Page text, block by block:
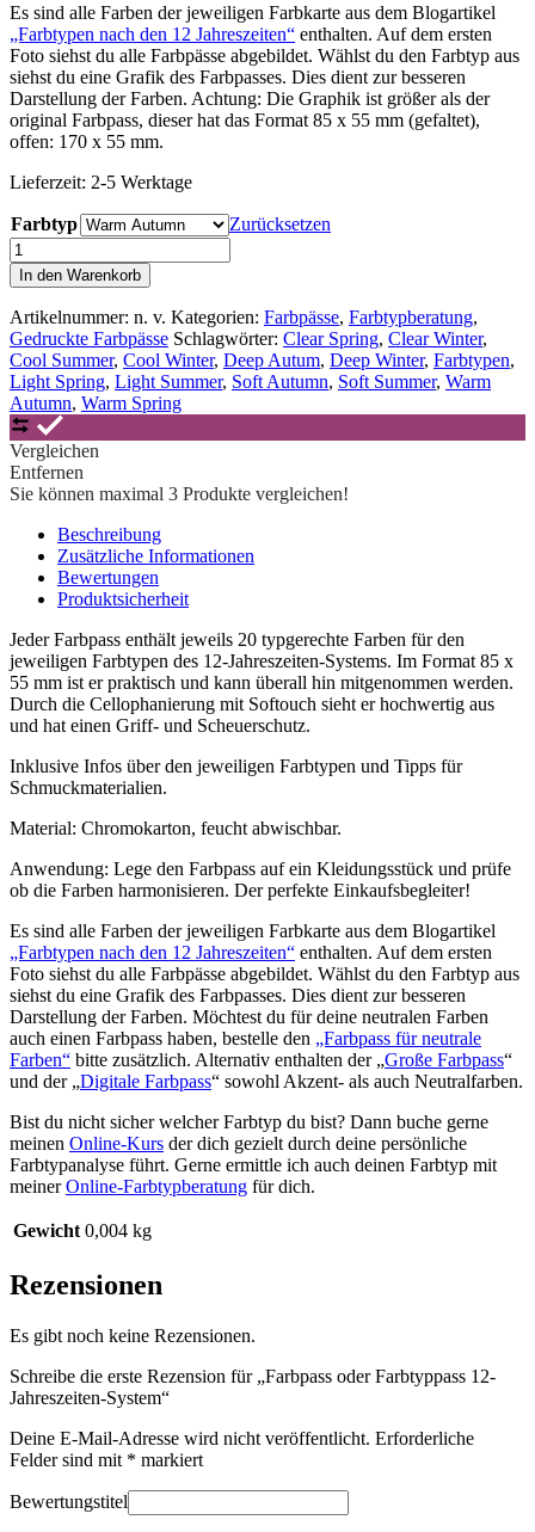
Es sind alle Farben der jeweiligen Farbkarte aus dem Blogartikel
„Farbtypen nach den 12 Jahreszeiten“ enthalten. Auf dem ersten
Foto siehst du alle Farbpässe abgebildet. Wählst du den Farbtyp aus
siehst du eine Grafik des Farbpasses. Dies dient zur besseren
Darstellung der Farben. Achtung: Die Graphik ist größer als der
original Farbpass, dieser hat das Format 85 x 55 mm (gefaltet),
offen: 170 x 55 mm.
Lieferzeit: 2-5 Werktage
Farbtyp
Zurücksetzen
Farbpass
oder
Farbtyppass
12-
Jahreszeiten-
System
Menge
In den Warenkorb
Artikelnummer: n. v. Kategorien: Farbpässe, Farbtypberatung,
Gedruckte Farbpässe Schlagwörter: Clear Spring, Clear Winter,
Cool Summer, Cool Winter, Deep Autum, Deep Winter, Farbtypen,
Light Spring, Light Summer, Soft Autumn, Soft Summer, Warm
Autumn, Warm Spring
Vergleichen
Entfernen
Sie können maximal 3 Produkte vergleichen!
Beschreibung
Zusätzliche Informationen
Bewertungen
Produktsicherheit
Jeder Farbpass enthält jeweils 20 typgerechte Farben für den
jeweiligen Farbtypen des 12-Jahreszeiten-Systems. Im Format 85 x
55 mm ist er praktisch und kann überall hin mitgenommen werden.
Durch die Cellophanierung mit Softouch sieht er hochwertig aus
und hat einen Griff- und Scheuerschutz.
Inklusive Infos über den jeweiligen Farbtypen und Tipps für
Schmuckmaterialien.
Material: Chromokarton, feucht abwischbar.
Anwendung: Lege den Farbpass auf ein Kleidungsstück und prüfe
ob die Farben harmonisieren. Der perfekte Einkaufsbegleiter!
Es sind alle Farben der jeweiligen Farbkarte aus dem Blogartikel
„Farbtypen nach den 12 Jahreszeiten“ enthalten. Auf dem ersten
Foto siehst du alle Farbpässe abgebildet. Wählst du den Farbtyp aus
siehst du eine Grafik des Farbpasses. Dies dient zur besseren
Darstellung der Farben. Möchtest du für deine neutralen Farben
auch einen Farbpass haben, bestelle den „Farbpass für neutrale
Farben“ bitte zusätzlich. Alternativ enthalten der „Große Farbpass“
und der „Digitale Farbpass“ sowohl Akzent- als auch Neutralfarben.
Bist du nicht sicher welcher Farbtyp du bist? Dann buche gerne
meinen Online-Kurs der dich gezielt durch deine persönliche
Farbtypanalyse führt. Gerne ermittle ich auch deinen Farbtyp mit
meinerOnline-Farbtypberatung für dich.
Gewicht 0,004 kg
Rezensionen
Es gibt noch keine Rezensionen.
Schreibe die erste Rezension für „Farbpass oder Farbtyppass 12-
Jahreszeiten-System“
Deine E-Mail-Adresse wird nicht veröffentlicht. Erforderliche
Felder sind mit * markiert
Bewertungstitel